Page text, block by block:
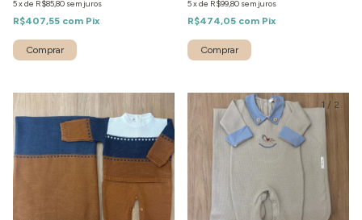
5xde R$85,80 sem juros
R$407,55 com Pix
Comprar
5xde R$99,80 sem juros
R$474,05 com Pix
Comprar
1 / 2